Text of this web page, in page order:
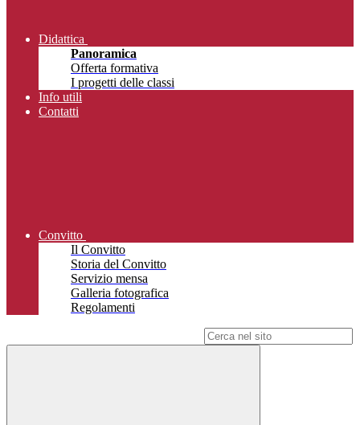
Didattica
Panoramica
Offerta formativa
I progetti delle classi
Info utili
Contatti
Convitto
Il Convitto
Storia del Convitto
Servizio mensa
Galleria fotografica
Regolamenti